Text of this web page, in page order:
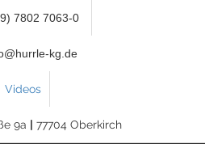
7802 7063-0
kg.de
Videos
9a | 77704 Oberkirch